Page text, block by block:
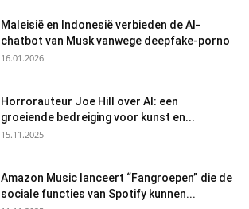
Maleisië en Indonesië verbieden de AI-
chatbot van Musk vanwege deepfake-porno
16.01.2026
Horrorauteur Joe Hill over AI: een
groeiende bedreiging voor kunst en...
15.11.2025
Amazon Music lanceert “Fangroepen” die de
sociale functies van Spotify kunnen...